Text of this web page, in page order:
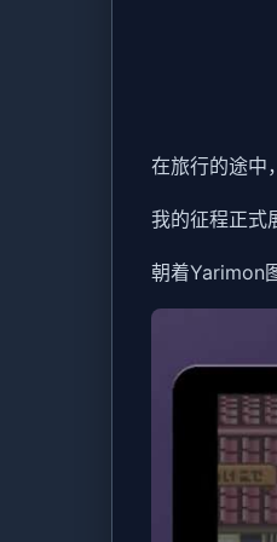
在旅行的途中
我的征程正式
朝着Yarimon